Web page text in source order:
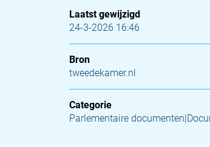
Laatst gewijzigd
24-3-2026 16:46
Bron
tweedekamer.nl
Categorie
Parlementaire